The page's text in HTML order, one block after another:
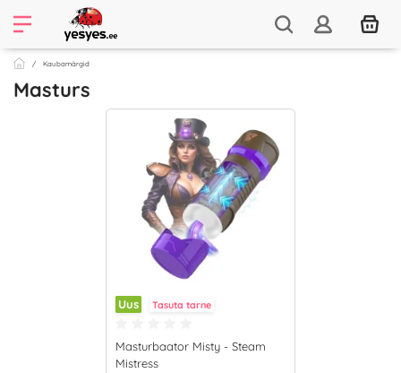
Kaubamärgid
Masturs
Uus Tasuta tarne
Masturbaator Misty - Steam
Mistress